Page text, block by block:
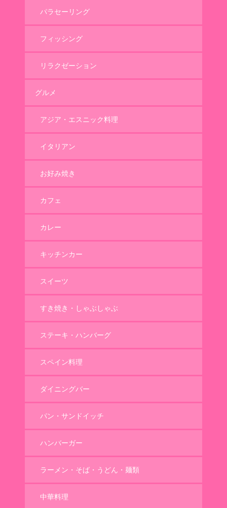
パラセーリング
フィッシング
リラクゼーション
グルメ
アジア・エスニック料理
イタリアン
お好み焼き
カフェ
カレー
キッチンカー
スイーツ
すき焼き・しゃぶしゃぶ
ステーキ・ハンバーグ
スペイン料理
ダイニングバー
パン・サンドイッチ
ハンバーガー
ラーメン・そば・うどん・麺類
中華料理